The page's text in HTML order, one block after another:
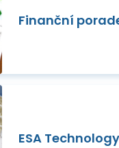
Finanční
ESA